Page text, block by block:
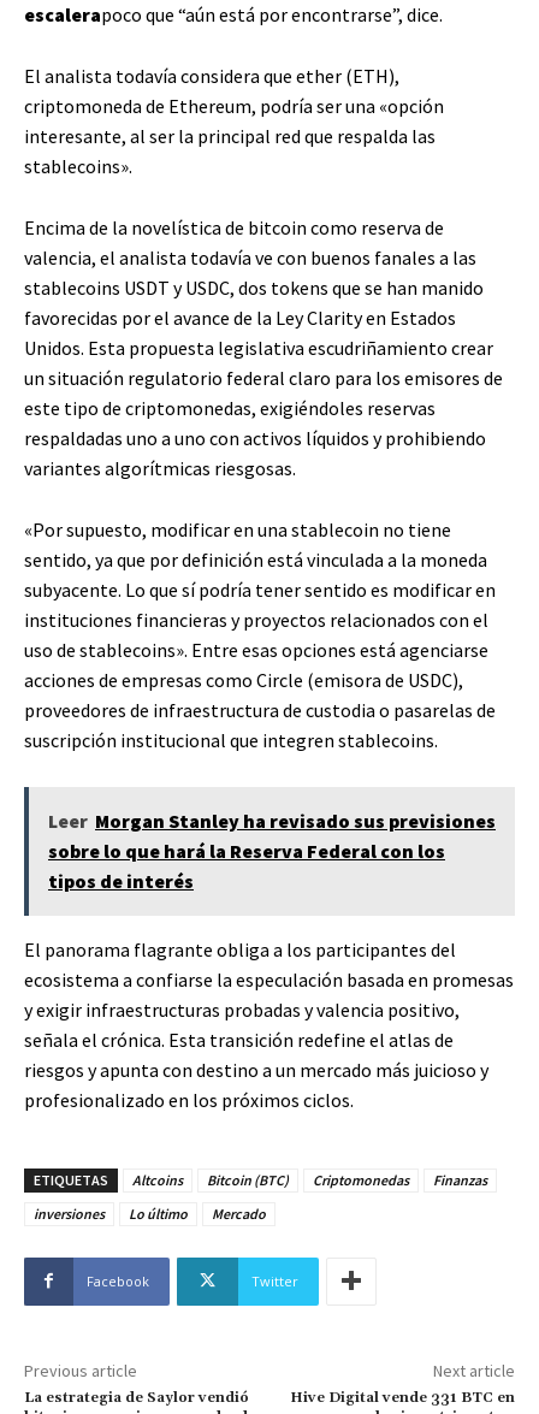
escalerapoco que “aún está por encontrarse”, dice.
El analista todavía considera que ether (ETH),
criptomoneda de Ethereum, podría ser una «opción
interesante, al ser la principal red que respalda las
stablecoins».
Encima de la novelística de bitcoin como reserva de
valencia, el analista todavía ve con buenos fanales a las
stablecoins USDT y USDC, dos tokens que se han manido
favorecidas por el avance de la Ley Clarity en Estados
Unidos. Esta propuesta legislativa escudriñamiento crear
un situación regulatorio federal claro para los emisores de
este tipo de criptomonedas, exigiéndoles reservas
respaldadas uno a uno con activos líquidos y prohibiendo
variantes algorítmicas riesgosas.
«Por supuesto, modificar en una stablecoin no tiene
sentido, ya que por definición está vinculada a la moneda
subyacente. Lo que sí podría tener sentido es modificar en
instituciones financieras y proyectos relacionados con el
uso de stablecoins». Entre esas opciones está agenciarse
acciones de empresas como Circle (emisora de USDC),
proveedores de infraestructura de custodia o pasarelas de
suscripción institucional que integren stablecoins.
Leer Morgan Stanley ha revisado sus previsiones
sobre lo que hará la Reserva Federal con los
tipos de interés
El panorama flagrante obliga a los participantes del
ecosistema a confiarse la especulación basada en promesas
y exigir infraestructuras probadas y valencia positivo,
señala el crónica. Esta transición redefine el atlas de
riesgos y apunta con destino a un mercado más juicioso y
profesionalizado en los próximos ciclos.
ETIQUETAS Altcoins Bitcoin (BTC) Criptomonedas
Finanzas
inversiones
Lo último Mercado
Facebook Twitter
Previous article
La estrategia de Saylor vendió
Next article
Hive Digital vende 331 BTC en